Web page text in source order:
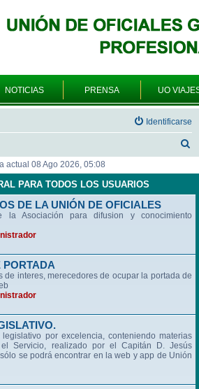
NOTICIAS PRENSA UO
Identificarse
c
actual 08 Ago 2026, 05:08
PARA TODOS LOS USUARIOS
DE LA UNIÓN DE OFICIALES
la Asociación para difusion y conocimiento
PORTADA
de interes, merecedores de ocupar la portada de
por excelencia, conteniendo materias
Servicio, realizado por el Capitán D. Jesús
se podrá encontrar en la web y app de Unión